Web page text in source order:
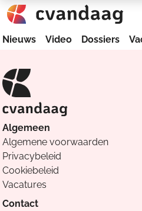
Nieuws Video Dossiers
Algemeen
Algemene voorwaarden
Privacybeleid
Cookiebeleid
Vacatures
Contact